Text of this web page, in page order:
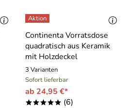
Continenta Vorratsdose
quadratisch aus Keramik
mit Holzdeckel
3 Varianten
Sofort lieferbar
ab 24,95 €*
***** (6)